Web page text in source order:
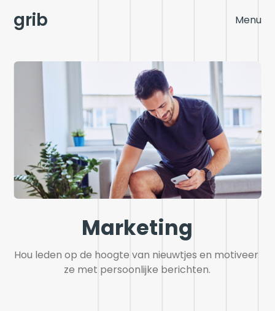
grib Menu
Marketing
Hou leden op de hoogte van nieuwtjes en motiveer
ze met persoonlijke berichten.